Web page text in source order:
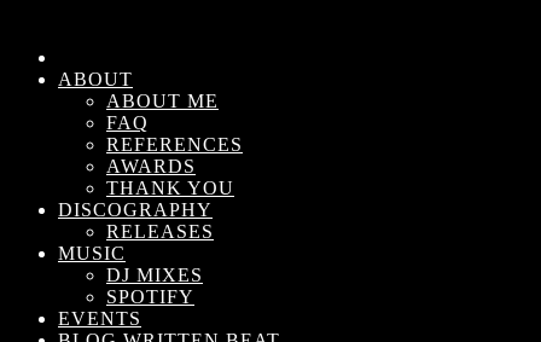
ABOUT
ABOUT ME
FAQ
REFERENCES
AWARDS
THANK YOU
DISCOGRAPHY
RELEASES
MUSIC
DJ MIXES
SPOTIFY
EVENTS